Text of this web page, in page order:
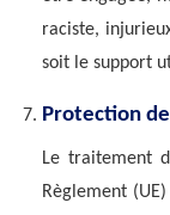
raciste,
soit le support
Protection
Le traitement
Règlement